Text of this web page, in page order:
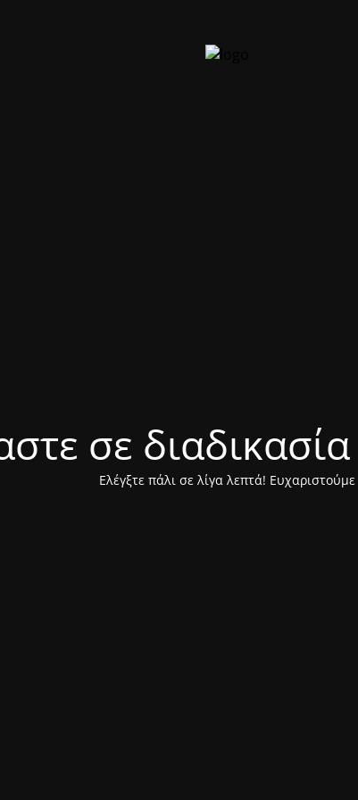
σε
Ελέγξτε πάλι σε λίγα λεπτά! Ευχαριστούμε